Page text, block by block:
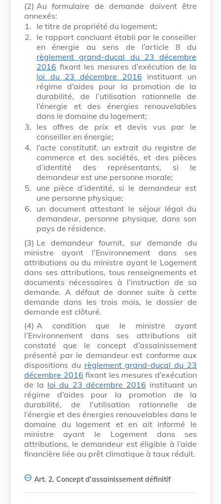
(2) Au formulaire de demande doivent être
annexés:
1. le titre de propriété du logement;
2. le rapport concluant établi par le conseiller
en énergie au sens de l’article 8 du
règlement grand-ducal du 23 décembre
2016 fixant les mesures d’exécution de la
loi du 23 décembre 2016 instituant un
régime d’aides pour la promotion de la
durabilité, de l’utilisation rationnelle de
l’énergie et des énergies renouvelables
dans le domaine du logement;
3. les offres de prix et devis vus par le
conseiller en énergie;
4. l’acte constitutif, un extrait du registre de
commerce et des sociétés, et des pièces
d’identité des représentants, si le
demandeur est une personne morale;
5. une pièce d’identité, si le demandeur est
une personne physique;
6. un document attestant le séjour légal du
demandeur, personne physique, dans son
pays de résidence.
(3) Le demandeur fournit, sur demande du
ministre ayant l’Environnement dans ses
attributions ou du ministre ayant le Logement
dans ses attributions, tous renseignements et
documents nécessaires à l’instruction de sa
demande. A défaut de donner suite à cette
demande dans les trois mois, le dossier de
demande est clôturé.
(4) A condition que le ministre ayant
l’Environnement dans ses attributions ait
constaté que le concept d’assainissement
présenté par le demandeur est conforme aux
dispositions du règlement grand-ducal du 23
décembre 2016 fixant les mesures d’exécution
de la loi du 23 décembre 2016 instituant un
régime d’aides pour la promotion de la
durabilité, de l’utilisation rationnelle de
l’énergie et des énergies renouvelables dans le
domaine du logement et en ait informé le
ministre ayant le Logement dans ses
attributions, le demandeur est éligible à l’aide
financière liée au prêt climatique à taux réduit.
Art. 2. Concept d’assainissement définitif